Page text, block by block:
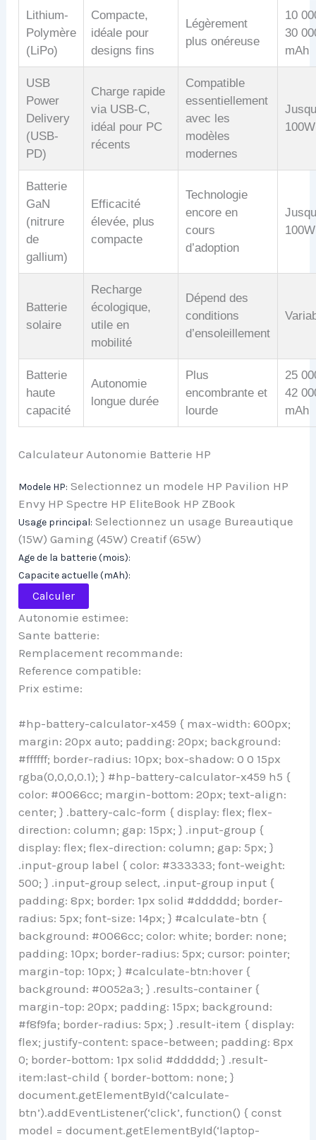
Lithium-
Polymère
(LiPo)
Compacte,
idéale pour
designs fins
Légèrement
plus onéreuse
10
30
mAh
USB
Power
Delivery
(USB-
PD)
Charge rapide
via USB-C,
idéal pour PC
récents
Compatible
essentiellement
avec les
modèles
modernes
100W
Batterie
GaN
(nitrure
de
gallium)
Efficacité
élevée, plus
compacte
Technologie
encore en
cours
d’adoption
100W
Batterie
solaire
Recharge
écologique,
utile en
mobilité
Dépend des
conditions
d’ensoleillement
Batterie
haute
capacité
Autonomie
longue durée
Plus
encombrante et
lourde
25
42
mAh
Calculateur Autonomie Batterie HP
Modele HP: Selectionnez un modele HP Pavilion HP
Envy HP Spectre HP EliteBook HP ZBook
Usage principal: Selectionnez un usage Bureautique
(15W) Gaming (45W) Creatif (65W)
Age de la batterie (mois):
Capacite actuelle (mAh):
Calculer
Autonomie estimee:
Sante batterie:
Remplacement recommande:
Reference compatible:
Prix estime:
#hp-battery-calculator-x459 { max-width: 600px;
margin: 20px auto; padding: 20px; background:
#ffffff; border-radius: 10px; box-shadow: 0 0 15px
rgba(0,0,0,0.1); } #hp-battery-calculator-x459 h5 {
color: #0066cc; margin-bottom: 20px; text-align:
center; } .battery-calc-form { display: flex; flex-
direction: column; gap: 15px; } .input-group {
display: flex; flex-direction: column; gap: 5px; }
.input-group label { color: #333333; font-weight:
500; } .input-group select, .input-group input {
padding: 8px; border: 1px solid #dddddd; border-
radius: 5px; font-size: 14px; } #calculate-btn {
background: #0066cc; color: white; border: none;
padding: 10px; border-radius: 5px; cursor: pointer;
margin-top: 10px; } #calculate-btn:hover {
background: #0052a3; } .results-container {
margin-top: 20px; padding: 15px; background:
#f8f9fa; border-radius: 5px; } .result-item { display:
flex; justify-content: space-between; padding: 8px
0; border-bottom: 1px solid #dddddd; } .result-
item:last-child { border-bottom: none; }
document.getElementById(‘calculate-
btn’).addEventListener(‘click’, function() { const
model = document.getElementById(‘laptop-